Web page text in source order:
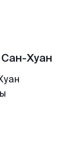
Хуан